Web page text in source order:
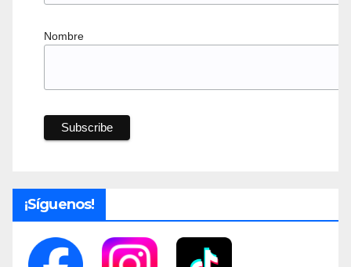
Nombre
¡Síguenos!